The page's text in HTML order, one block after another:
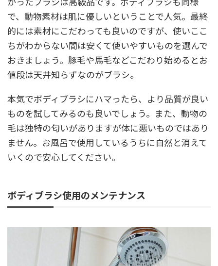
で、動物素材は肌に優しいということで人気。最終
的には素材にこだわっても良いのですが、使いここ
ちがわからない間は安くて使いやすいものを選んで
おきましょう。豚毛や馬毛などこだわり始めるとお
値段は天井知らずなのがブラシ。
本気でボディブラシにハマったら、より品質が良い
ものを試してみるのも良いでしょう。また、動物の
毛は独特の匂いがありますが体に悪いものではあり
ません。お風呂で使用しているうちに自然と消えて
いくので安心してください。
ボディブラシ使用のメンテナンス